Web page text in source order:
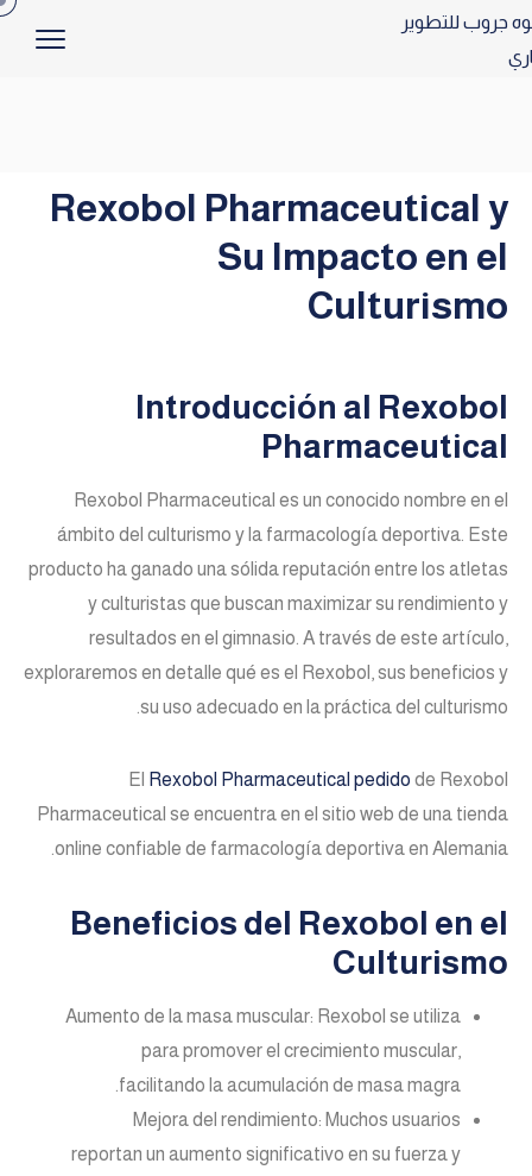
Rexobol Pharmaceutical y
Su Impacto en el
Culturismo
Introducción al Rexobol
Pharmaceutical
Rexobol Pharmaceutical es un conocido nombre en el
ámbito del culturismo y la farmacología deportiva. Este
producto ha ganado una sólida reputación entre los atletas
y culturistas que buscan maximizar su rendimiento y
resultados en el gimnasio. A través de este artículo,
exploraremos en detalle qué es el Rexobol, sus beneficios y
su uso adecuado en la práctica del culturismo.
El Rexobol Pharmaceutical pedido de Rexobol
Pharmaceutical se encuentra en el sitio web de una tienda
online confiable de farmacología deportiva en Alemania.
Beneficios del Rexobol en el
Culturismo
Aumento de la masa muscular: Rexobol se utiliza
para promover el crecimiento muscular,
facilitando la acumulación de masa magra.
Mejora del rendimiento: Muchos usuarios
reportan un aumento significativo en su fuerza y